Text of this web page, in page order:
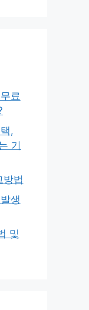
료
,
기
방법
생
및